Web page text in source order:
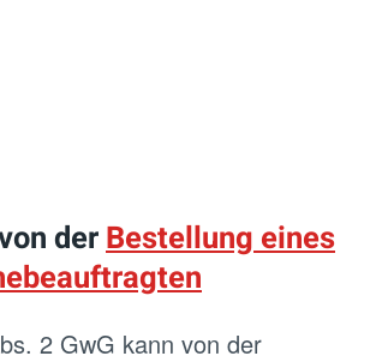
derBestellung eines
2 GwG kann von der